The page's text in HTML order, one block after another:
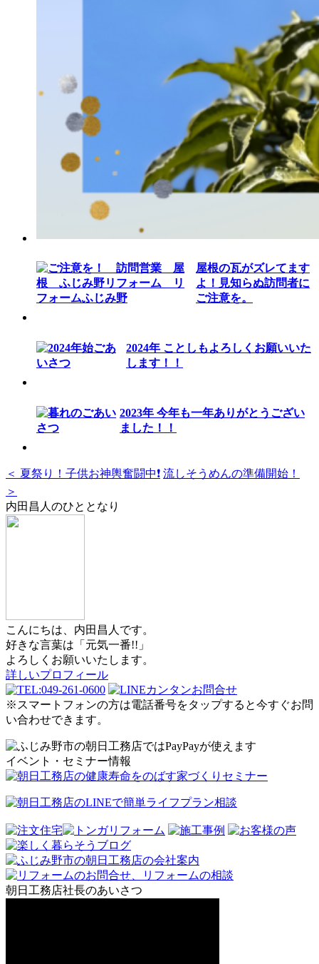
屋根の瓦がズレてます
よ！見知らぬ訪問者に
ご注意を。
2024年 ことしもよろしくお願いいた
します！！
2023年 今年も一年ありがとうござい
ました！！
＜ 夏祭り！子供お神輿奮闘中❗️ 流しそうめんの準備開始！
＞
内田昌人のひととなり
こんにちは、内田昌人です。
好きな言葉は「元気一番!!」
よろしくお願いいたします。
詳しいプロフィール
※スマートフォンの方は電話番号をタップすると今すぐお問
い合わせできます。
イベント・セミナー情報
朝日工務店社長のあいさつ